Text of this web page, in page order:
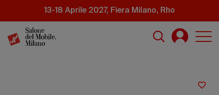
principale
13-18 Aprile 2027, Fiera Milano, Rho